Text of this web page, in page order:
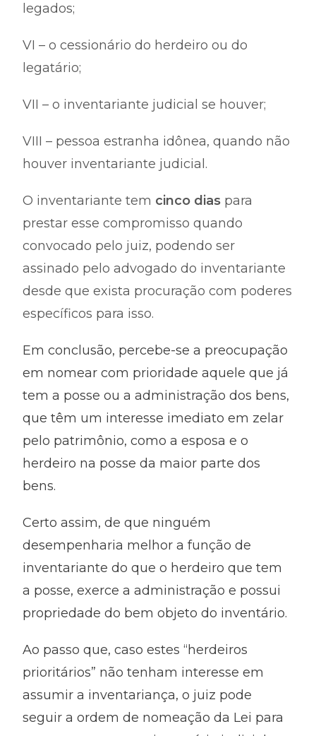
legados;
VI – o cessionário do herdeiro ou do
legatário;
VII – o inventariante judicial se houver;
VIII – pessoa estranha idônea, quando não
houver inventariante judicial.
O inventariante tem cinco dias para
prestar esse compromisso quando
convocado pelo juiz, podendo ser
assinado pelo advogado do inventariante
desde que exista procuração com poderes
específicos para isso.
Em conclusão, percebe-se a preocupação
em nomear com prioridade aquele que já
tem a posse ou a administração dos bens,
que têm um interesse imediato em zelar
pelo patrimônio, como a esposa e o
herdeiro na posse da maior parte dos
bens.
Certo assim, de que ninguém
desempenharia melhor a função de
inventariante do que o herdeiro que tem
a posse, exerce a administração e possui
propriedade do bem objeto do inventário.
Ao passo que, caso estes “herdeiros
prioritários” não tenham interesse em
assumir a inventariança, o juiz pode
seguir a ordem de nomeação da Lei para